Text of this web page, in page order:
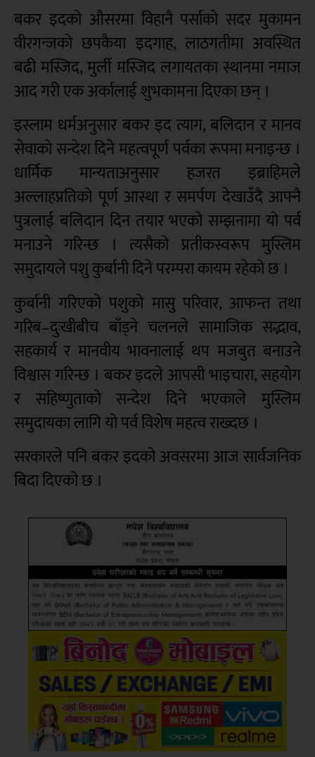
बकर इदको औसरमा विहानै पर्साको सदर मुकामन
वीरगन्जको छपकैया इदगाह, लाठगतीमा अवस्थित
बढी मस्जिद, मुर्ली मस्जिद लगायतका स्थानमा नमाज
आद गरी एक अर्कालाई शुभकामना दिएका छन् ।
इस्लाम धर्मअनुसार बकर इद त्याग, बलिदान र मानव
सेवाको सन्देश दिने महत्वपूर्ण पर्वका रूपमा मनाइन्छ ।
धार्मिक मान्यताअनुसार हजरत इब्राहिमले
अल्लाहप्रतिको पूर्ण आस्था र समर्पण देखाउँदै आफ्नै
पुत्रलाई बलिदान दिन तयार भएको सम्झनामा यो पर्व
मनाउने गरिन्छ । त्यसैको प्रतीकस्वरूप मुस्लिम
समुदायले पशु कुर्बानी दिने परम्परा कायम रहेको छ ।
कुर्बानी गरिएको पशुको मासु परिवार, आफन्त तथा
गरिब–दुःखीबीच बाँड्ने चलनले सामाजिक सद्भाव,
सहकार्य र मानवीय भावनालाई थप मजबुत बनाउने
विश्वास गरिन्छ । बकर इदले आपसी भाइचारा, सहयोग
र सहिष्णुताको सन्देश दिने भएकाले मुस्लिम
समुदायका लागि यो पर्व विशेष महत्व राख्दछ ।
सरकारले पनि बकर इदको अवसरमा आज सार्वजनिक
बिदा दिएको छ ।